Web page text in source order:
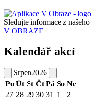
Sledujte informace z
V OBRAZE.
Kalendář akcí
Srpen2026
Po Út St Čt Pá So Ne
27 28 29 30 31 1
2